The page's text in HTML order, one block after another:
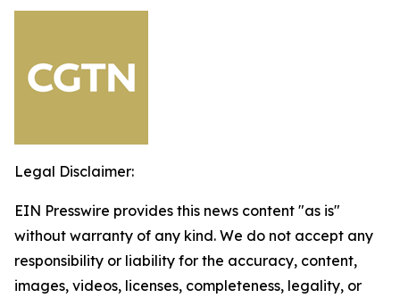
Legal Disclaimer:
EIN Presswire provides this news content "as is"
without warranty of any kind. We do not accept any
responsibility or liability for the accuracy, content,
images, videos, licenses, completeness, legality, or